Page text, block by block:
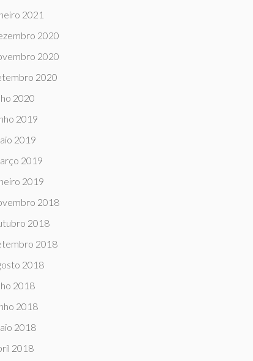
2021
2020
2020
2020
2020
2019
2019
2019
2019
2018
2018
2018
2018
2018
2018
2018
2018